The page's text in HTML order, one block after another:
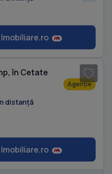
în Cetate
Agenție
distanță